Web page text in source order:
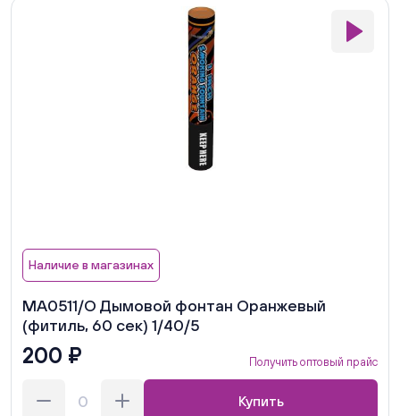
Наличие в магазинах
MA0511/О Дымовой фонтан Оранжевый
(фитиль, 60 сек) 1/40/5
200 ₽ Получить оптовый прайс
Купить